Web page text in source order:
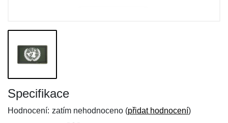
Specifikace
Hodnocení: zatím nehodnoceno (přidat hodnocení)